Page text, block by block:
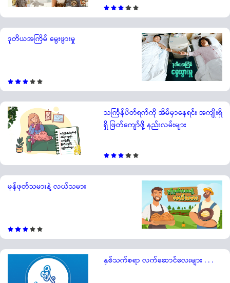
ဒုတိယအကြိမ် မွေးဖွားမှု
သင်္ကြန်ပိတ်ရက်ကို အိမ်မှာနေရင်း အကျိုးရှိ
ရှိ ဖြတ်ကျော်ဖို့ နည်းလမ်းများ
မုန်ဖုတ်သမားနဲ့ လယ်သမား
နှစ်သက်စရာ လက်ဆောင်လေးများ . . .